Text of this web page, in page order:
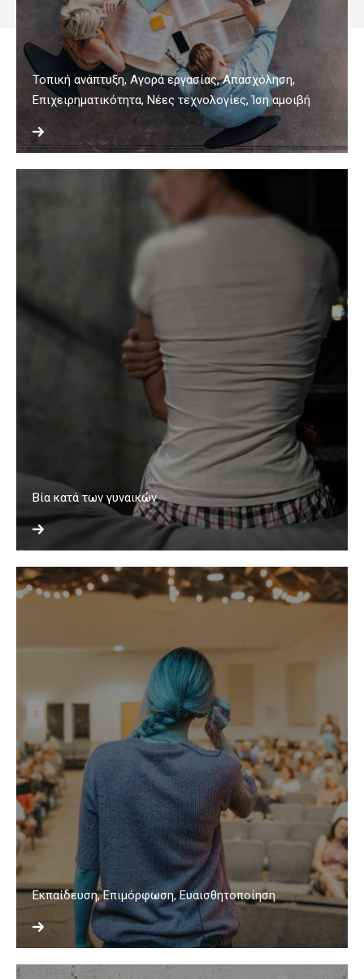
Τοπική ανάπτυξη, Αγορά εργασίας, Απασχόληση,
Επιχειρηματικότητα, Νέες τεχνολογίες, Ίση αμοιβή
Βία κατά των γυναικών
Εκπαίδευση, Επιμόρφωση, Ευαισθητοποίηση